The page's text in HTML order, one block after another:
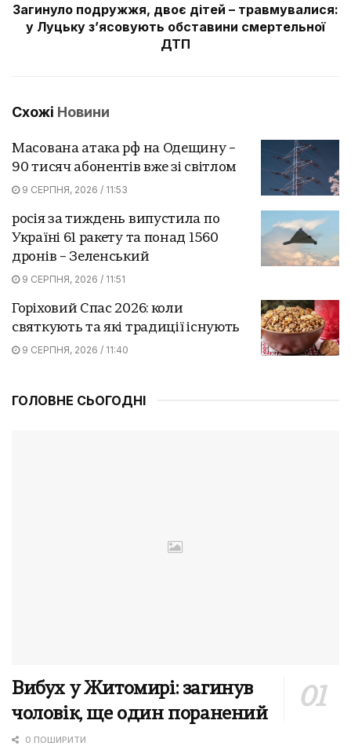
Загинуло подружжя, двоє дітей – травмувалися:
у Луцьку зʼясовують обставини смертельної
ДТП
Схожі Новини
Масована атака рф на Одещину –
90 тисяч абонентів вже зі світлом
9 СЕРПНЯ, 2026 / 11:53
росія за тиждень випустила по
Україні 61 ракету та понад 1560
дронів – Зеленський
9 СЕРПНЯ, 2026 / 11:51
Горіховий Спас 2026: коли
святкують та які традиції існують
9 СЕРПНЯ, 2026 / 11:40
ГОЛОВНЕ СЬОГОДНІ
Вибух у Житомирі: загинув
чоловік, ще один поранений
0 ПОШИРИТИ